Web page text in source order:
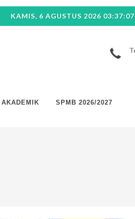
KAMIS, 6 AGUSTUS 2026
AKADEMIK SPMB 2026/2027